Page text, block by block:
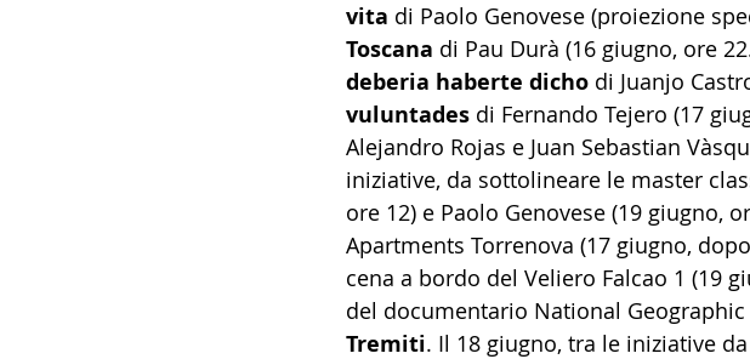
vita di Paolo Genovese (proiezione
Toscana di Pau Durà (16 giugno, ore
deberia haberte dicho di Juanjo
vuluntades di Fernando Tejero (17
Alejandro Rojas e Juan Sebastian
iniziative, da sottolineare le master
ore 12) e Paolo Genovese (19 giugno,
Apartments Torrenova (17 giugno,
cena a bordo del Veliero Falcao 1 (19
del documentario National Geographic
Tremiti. Il 18 giugno, tra le iniziative